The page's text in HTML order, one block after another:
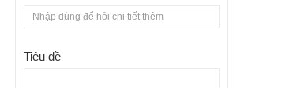
Tiêu đề